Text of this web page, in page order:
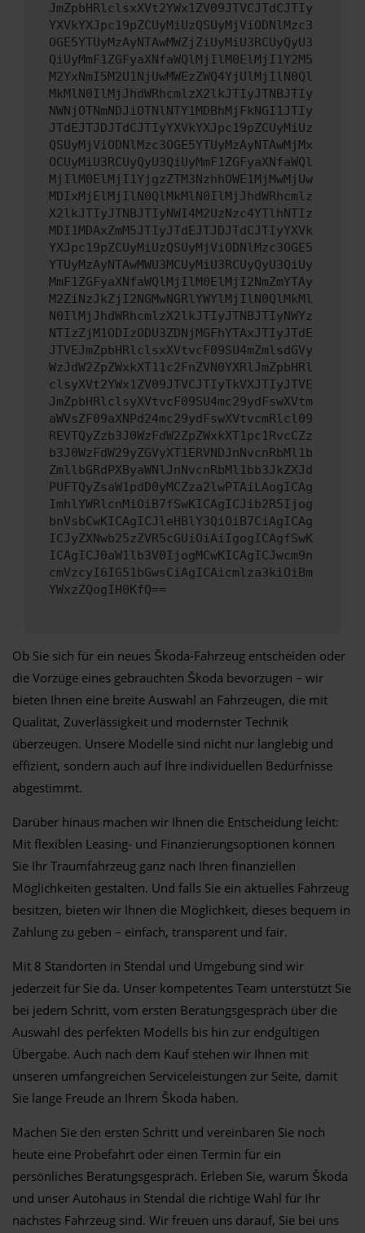
JmZpbHRlclsxXVt2YWx1ZV09JTVCJTdCJTIy
YXVkYXJpc19pZCUyMiUzQSUyMjViODNlMzc3
OGE5YTUyMzAyNTAwMWZjZiUyMiU3RCUyQyU3
QiUyMmF1ZGFyaXNfaWQlMjIlM0ElMjI1Y2M5
M2YxNmI5M2U1NjUwMWEzZWQ4YjUlMjIlN0Ql
MkMlN0IlMjJhdWRhcmlzX2lkJTIyJTNBJTIy
NWNjOTNmNDJiOTNlNTY1MDBhMjFkNGI1JTIy
JTdEJTJDJTdCJTIyYXVkYXJpc19pZCUyMiUz
QSUyMjViODNlMzc3OGE5YTUyMzAyNTAwMjMx
OCUyMiU3RCUyQyU3QiUyMmF1ZGFyaXNfaWQl
MjIlM0ElMjI1YjgzZTM3NzhhOWE1MjMwMjUw
MDIxMjElMjIlN0QlMkMlN0IlMjJhdWRhcmlz
X2lkJTIyJTNBJTIyNWI4M2UzNzc4YTlhNTIz
MDI1MDAxZmM5JTIyJTdEJTJDJTdCJTIyYXVk
YXJpc19pZCUyMiUzQSUyMjViODNlMzc3OGE5
YTUyMzAyNTAwMWU3MCUyMiU3RCUyQyU3QiUy
MmF1ZGFyaXNfaWQlMjIlM0ElMjI2NmZmYTAy
M2ZiNzJkZjI2NGMwNGRlYWYlMjIlN0QlMkMl
N0IlMjJhdWRhcmlzX2lkJTIyJTNBJTIyNWYz
NTIzZjM1ODIzODU3ZDNjMGFhYTAxJTIyJTdE
JTVEJmZpbHRlclsxXVtvcF09SU4mZmlsdGVy
WzJdW2ZpZWxkXT11c2FnZVN0YXRlJmZpbHRl
clsyXVt2YWx1ZV09JTVCJTIyTkVXJTIyJTVE
JmZpbHRlclsyXVtvcF09SU4mc29ydFswXVtm
aWVsZF09aXNPd24mc29ydFswXVtvcmRlcl09
REVTQyZzb3J0WzFdW2ZpZWxkXT1pc1RvcCZz
b3J0WzFdW29yZGVyXT1ERVNDJnNvcnRbMl1b
ZmllbGRdPXByaWNlJnNvcnRbMl1bb3JkZXJd
PUFTQyZsaW1pdD0yMCZza2lwPTAiLAogICAg
ImhlYWRlcnMiOiB7fSwKICAgICJib2R5Ijog
bnVsbCwKICAgICJleHBlY3QiOiB7CiAgICAg
ICJyZXNwb25zZVR5cGUiOiAiIgogICAgfSwK
ICAgICJ0aW1lb3V0IjogMCwKICAgICJwcm9n
cmVzcyI6IG51bGwsCiAgICAicmlza3kiOiBm
YWxzZQogIH0KfQ==
Ob Sie sich für ein neues Škoda-Fahrzeug entscheiden oder
die Vorzüge eines gebrauchten Škoda bevorzugen – wir
bieten Ihnen eine breite Auswahl an Fahrzeugen, die mit
Qualität, Zuverlässigkeit und modernster Technik
überzeugen. Unsere Modelle sind nicht nur langlebig und
effizient, sondern auch auf Ihre individuellen Bedürfnisse
abgestimmt.
Darüber hinaus machen wir Ihnen die Entscheidung leicht:
Mit flexiblen Leasing- und Finanzierungsoptionen können
Sie Ihr Traumfahrzeug ganz nach Ihren finanziellen
Möglichkeiten gestalten. Und falls Sie ein aktuelles Fahrzeug
besitzen, bieten wir Ihnen die Möglichkeit, dieses bequem in
Zahlung zu geben – einfach, transparent und fair.
Mit 8 Standorten in Stendal und Umgebung sind wir
jederzeit für Sie da. Unser kompetentes Team unterstützt Sie
bei jedem Schritt, vom ersten Beratungsgespräch über die
Auswahl des perfekten Modells bis hin zur endgültigen
Übergabe. Auch nach dem Kauf stehen wir Ihnen mit
unseren umfangreichen Serviceleistungen zur Seite, damit
Sie lange Freude an Ihrem Škoda haben.
Machen Sie den ersten Schritt und vereinbaren Sie noch
heute eine Probefahrt oder einen Termin für ein
persönliches Beratungsgespräch. Erleben Sie, warum Škoda
und unser Autohaus in Stendal die richtige Wahl für Ihr
nächstes Fahrzeug sind. Wir freuen uns darauf, Sie bei uns